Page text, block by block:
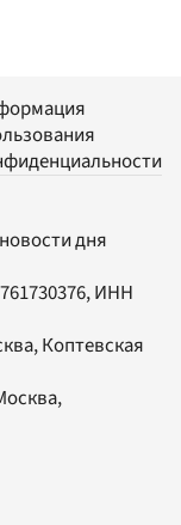
дня
ИНН
Коптевская
,